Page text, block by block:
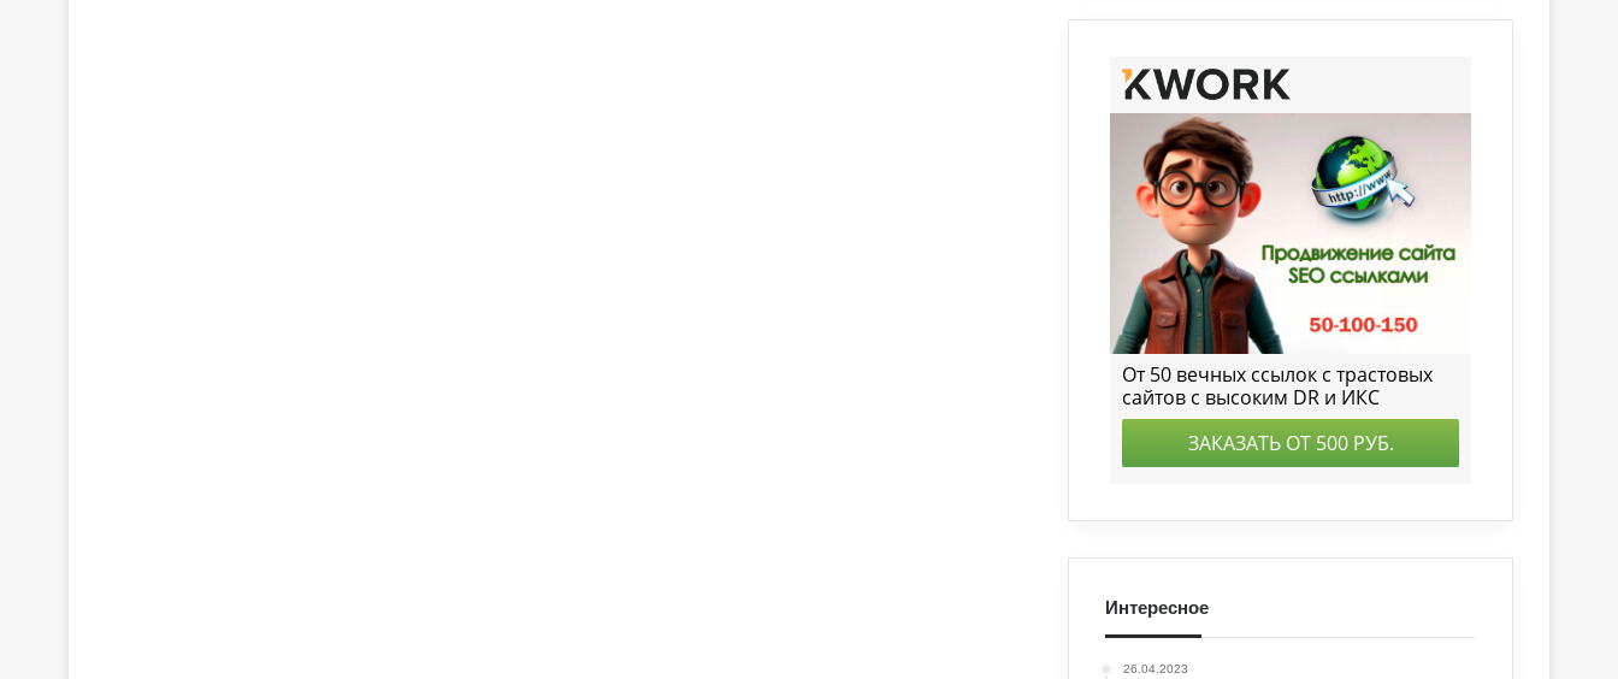
Интересное
26.04.2023